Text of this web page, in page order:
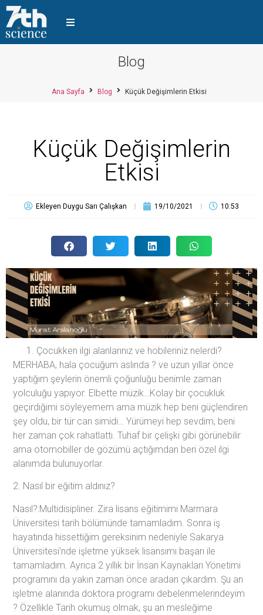
Blog
Ana Sayfa Blog Küçük Değişimlerin Etkisi
Küçük Değişimlerin
Etkisi
Ekleyen Duygu Sarı Çalışkan 19/10/2021 10:53
Çocukken ilgi alanlarınız ve hobileriniz nelerdi?
MERHABA, hala çocuğum aslında ? ve uzun yıllar önce
yaptığım şeylerin önemli çoğunluğu benimle zaman
yolculuğu yapıyor. Elbette müzik…Kolay bir çocukluk
geçirdiğimi söyleyemem ama müzik hep beni güçlendiren
şey oldu, bir tür can simidi… Yürümeyi hep sevdim, beni
her zaman çok rahatlattı. Tuhaf bir çelişki gibi görünebilir
ama otomobiller de gözümü açtığımdan beri özel ilgi
alanımda bulunuyorlar.
2. Nasıl bir eğitim aldınız?
Nasıl?:Multidisipliner. Zira lisans eğitimimi Marmara
Üniversitesi tarih bölümünde tamamladım. Sonra iş
hayatında hissettiğim gereksinim nedeniyle Sakarya
Üniversitesi’nde işletme yüksek lisansımı başarı ile
tamamladım. Ayrıca 2 yıllık bir İnsan Kaynakları Yönetimi
programını da yakın zaman önce aradan çıkardım. Şu an
işletme alanında doktora programı debelenmelerindeyim
? Özellikle Tarih okumuş olmak, şu an mesleğime